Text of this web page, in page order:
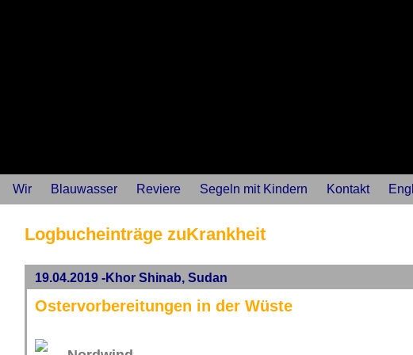
Wir Blauwasser Reviere Segeln mit Kindern Kontakt
Logbucheinträge zuKrankheit
19.04.2019 -Khor Shinab, Sudan
Ostervorbereitungen in der Wüste